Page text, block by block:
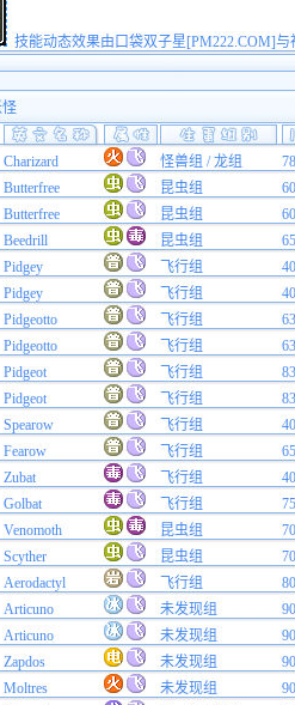
技能动态效果由口袋双子星[PM222.COM]与
Charizard 怪兽组 / 龙组 78
Butterfree 昆虫组 60
Butterfree 昆虫组 60
Beedrill 昆虫组 65
Pidgey 飞行组 40
Pidgey 飞行组 40
Pidgeotto 飞行组 63
Pidgeotto 飞行组 63
Pidgeot 飞行组 83
Pidgeot 飞行组 83
Spearow 飞行组 40
Fearow 飞行组 65
Zubat 飞行组 40
Golbat 飞行组 75
Venomoth 昆虫组 70
Scyther 昆虫组 70
Aerodactyl 飞行组 80
Articuno 未发现组 90
Articuno 未发现组 90
Zapdos 未发现组 90
Moltres 未发现组 90